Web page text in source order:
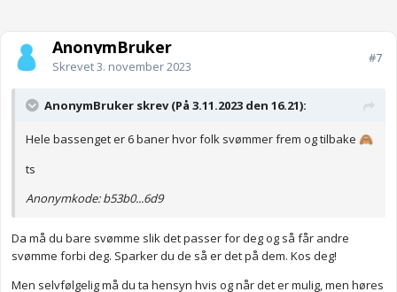
AnonymBruker
Skrevet3. november 2023
#7
AnonymBruker skrev (På 3.11.2023 den 16.21):
Hele bassenget er 6 baner hvor folk svømmer frem og tilbake 🙈
ts
Anonymkode: b53b0...6d9
Da må du bare svømme slik det passer for deg og så får andre
svømme forbi deg. Sparker du de så er det på dem. Kos deg!
Men selvfølgelig må du ta hensyn hvis og når det er mulig, men høres